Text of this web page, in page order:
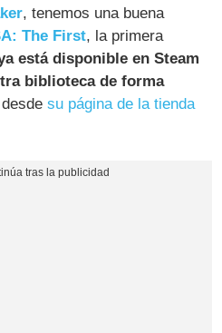
, tenemos una buena
The First, la primera
está disponible en Steam
biblioteca de forma
su página de la tienda